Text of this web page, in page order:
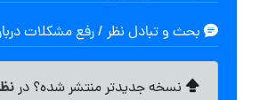
بحث و تبادل نظر / رفع مشکلات
نسخه جدیدتر منتشر شده؟ در